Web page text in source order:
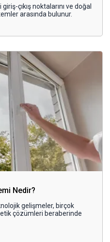
çıkış noktalarını ve doğal
arasında bulunur.
Nedir?
gelişmeler, birçok
çözümleri beraberinde